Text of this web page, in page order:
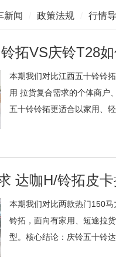
新闻 政策法规 行情
拓VS庆铃T28如
本期我们对比江西五十铃铃
用 拉货复合需求的个体商户
五十铃铃拓更适合以家用、
达咖H/铃拓皮
本期我们对比两款热门150
铃拓，面向有家用、短途拉
型。核心结论：庆铃五十铃